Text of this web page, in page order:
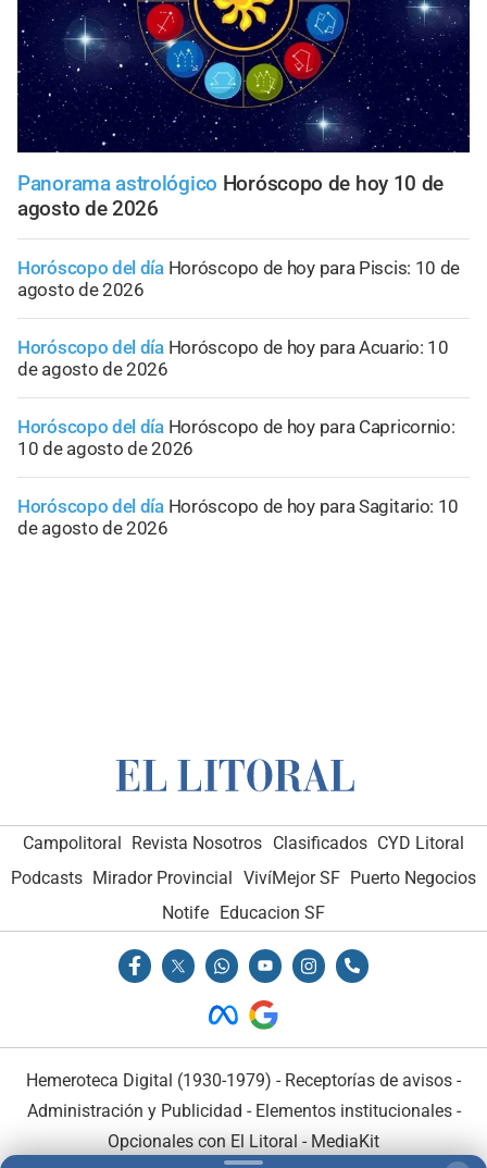
Panorama astrológico Horóscopo de hoy 10 de
agosto de 2026
Horóscopo del día Horóscopo de hoy para Piscis: 10 de
agosto de 2026
Horóscopo del día Horóscopo de hoy para Acuario: 10
de agosto de 2026
Horóscopo del día Horóscopo de hoy para Capricornio:
10 de agosto de 2026
Horóscopo del día Horóscopo de hoy para Sagitario: 10
de agosto de 2026
Campolitoral Revista Nosotros Clasificados CYD Litoral
Podcasts Mirador Provincial VivíMejor SF Puerto Negocios
Notife Educacion SF
Hemeroteca Digital (1930-1979) - Receptorías de avisos -
Administración y Publicidad - Elementos institucionales-
Opcionales con El Litoral - MediaKit